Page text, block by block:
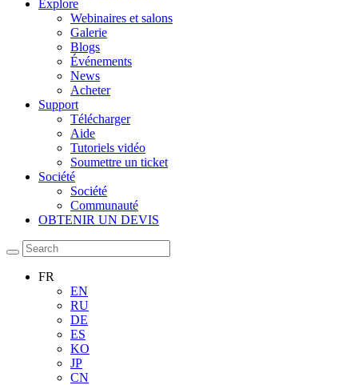
Explore
Webinaires et salons
Galerie
Blogs
Événements
News
Acheter
Support
Télécharger
Aide
Tutoriels vidéo
Soumettre un ticket
Société
Société
Communauté
OBTENIR UN DEVIS
FR
EN
RU
DE
ES
KO
JP
CN